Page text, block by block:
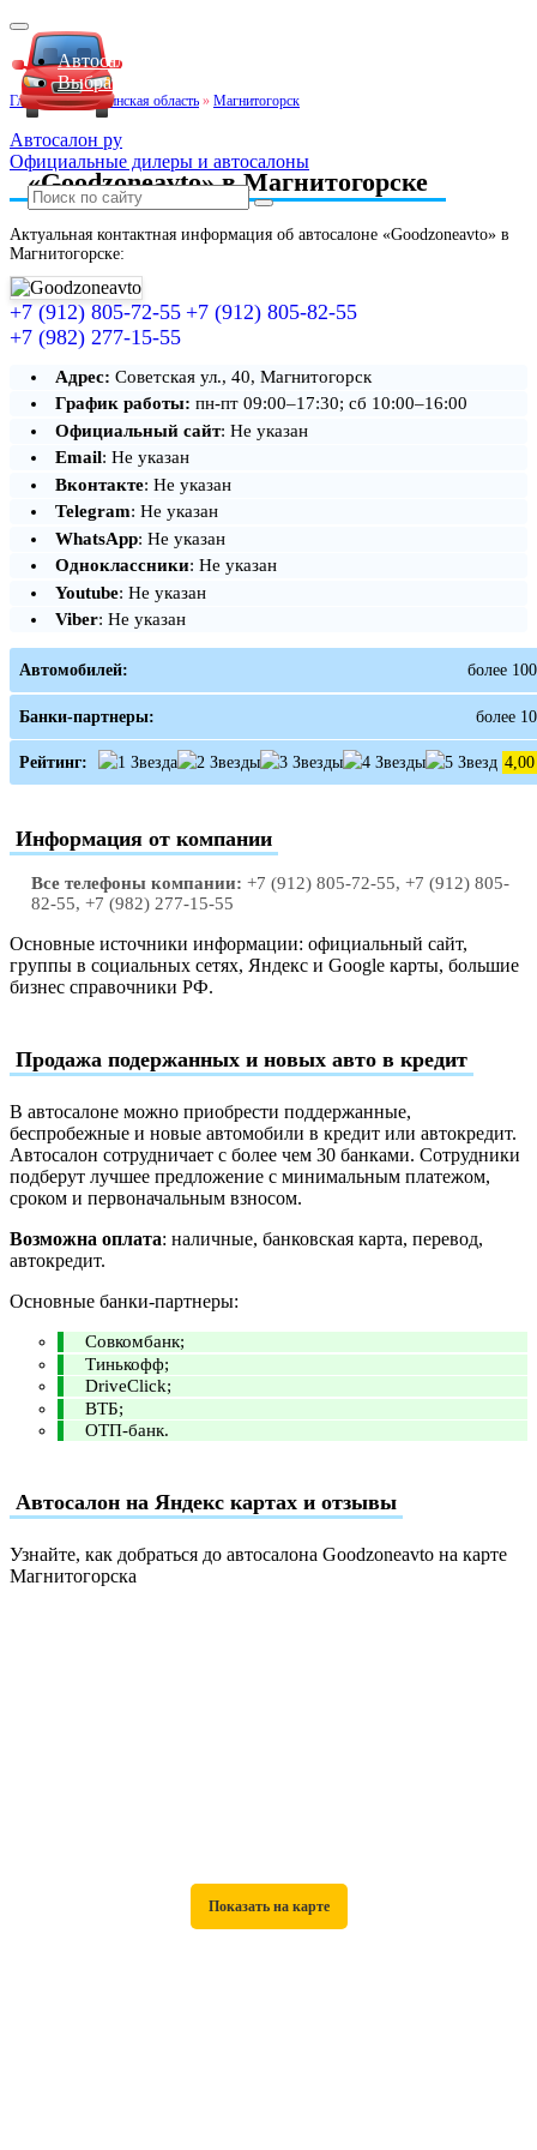
Автосалон ру
Официальные дилеры и автосалоны
Автосалоны Lada
Выбрать город
Главная » Челябинская область » Магнитогорск
«Goodzoneavto» в Магнитогорске
Актуальная контактная информация об автосалоне «Goodzoneavto» в
Магнитогорске:
+7 (912) 805-72-55 +7 (912) 805-82-55
+7 (982) 277-15-55
Адрес: Советская ул., 40, Магнитогорск
График работы: пн-пт 09:00–17:30; сб 10:00–16:00
Официальный сайт: Не указан
Email: Не указан
Вконтакте: Не указан
Telegram: Не указан
WhatsApp: Не указан
Одноклассники: Не указан
Youtube: Не указан
Viber: Не указан
Автомобилей: более 100
Банки-партнеры: более 10
Рейтинг: 4,00
Информация от компании
Все телефоны компании: +7 (912) 805-72-55, +7 (912) 805-
82-55, +7 (982) 277-15-55
Основные источники информации: официальный сайт,
группы в социальных сетях, Яндекс и Google карты, большие
бизнес справочники РФ.
Продажа подержанных и новых авто в кредит
В автосалоне можно приобрести поддержанные,
беспробежные и новые автомобили в кредит или автокредит.
Автосалон сотрудничает с более чем 30 банками. Сотрудники
подберут лучшее предложение с минимальным платежом,
сроком и первоначальным взносом.
Возможна оплата: наличные, банковская карта, перевод,
автокредит.
Основные банки-партнеры:
Совкомбанк;
Тинькофф;
DriveClick;
ВТБ;
ОТП-банк.
Автосалон на Яндекс картах и отзывы
Узнайте, как добраться до автосалона Goodzoneavto на карте
Магнитогорска